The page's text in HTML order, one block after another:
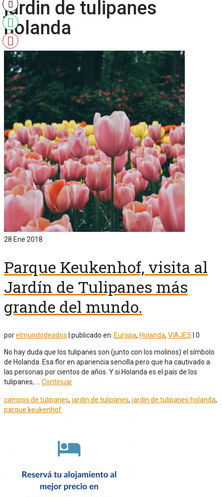
jardin de tulipanes
holanda
28 Ene 2018
Parque Keukenhof, visita al
Jardín de Tulipanes más
grande del mundo.
porelmundodeados publicado en: Europa, Holanda, VIAJES 0
No hay duda que los tulipanes son (junto con los molinos) el símbolo
de Holanda. Esa flor en apariencia sencilla pero que ha cautivado a
las personas por cientos de años. Y si Holanda es el país de los
tulipanes, … Continuar
campos de tulipanes, jardin de tulipanes, jardin de tulipanes holanda,
parque keukenhof